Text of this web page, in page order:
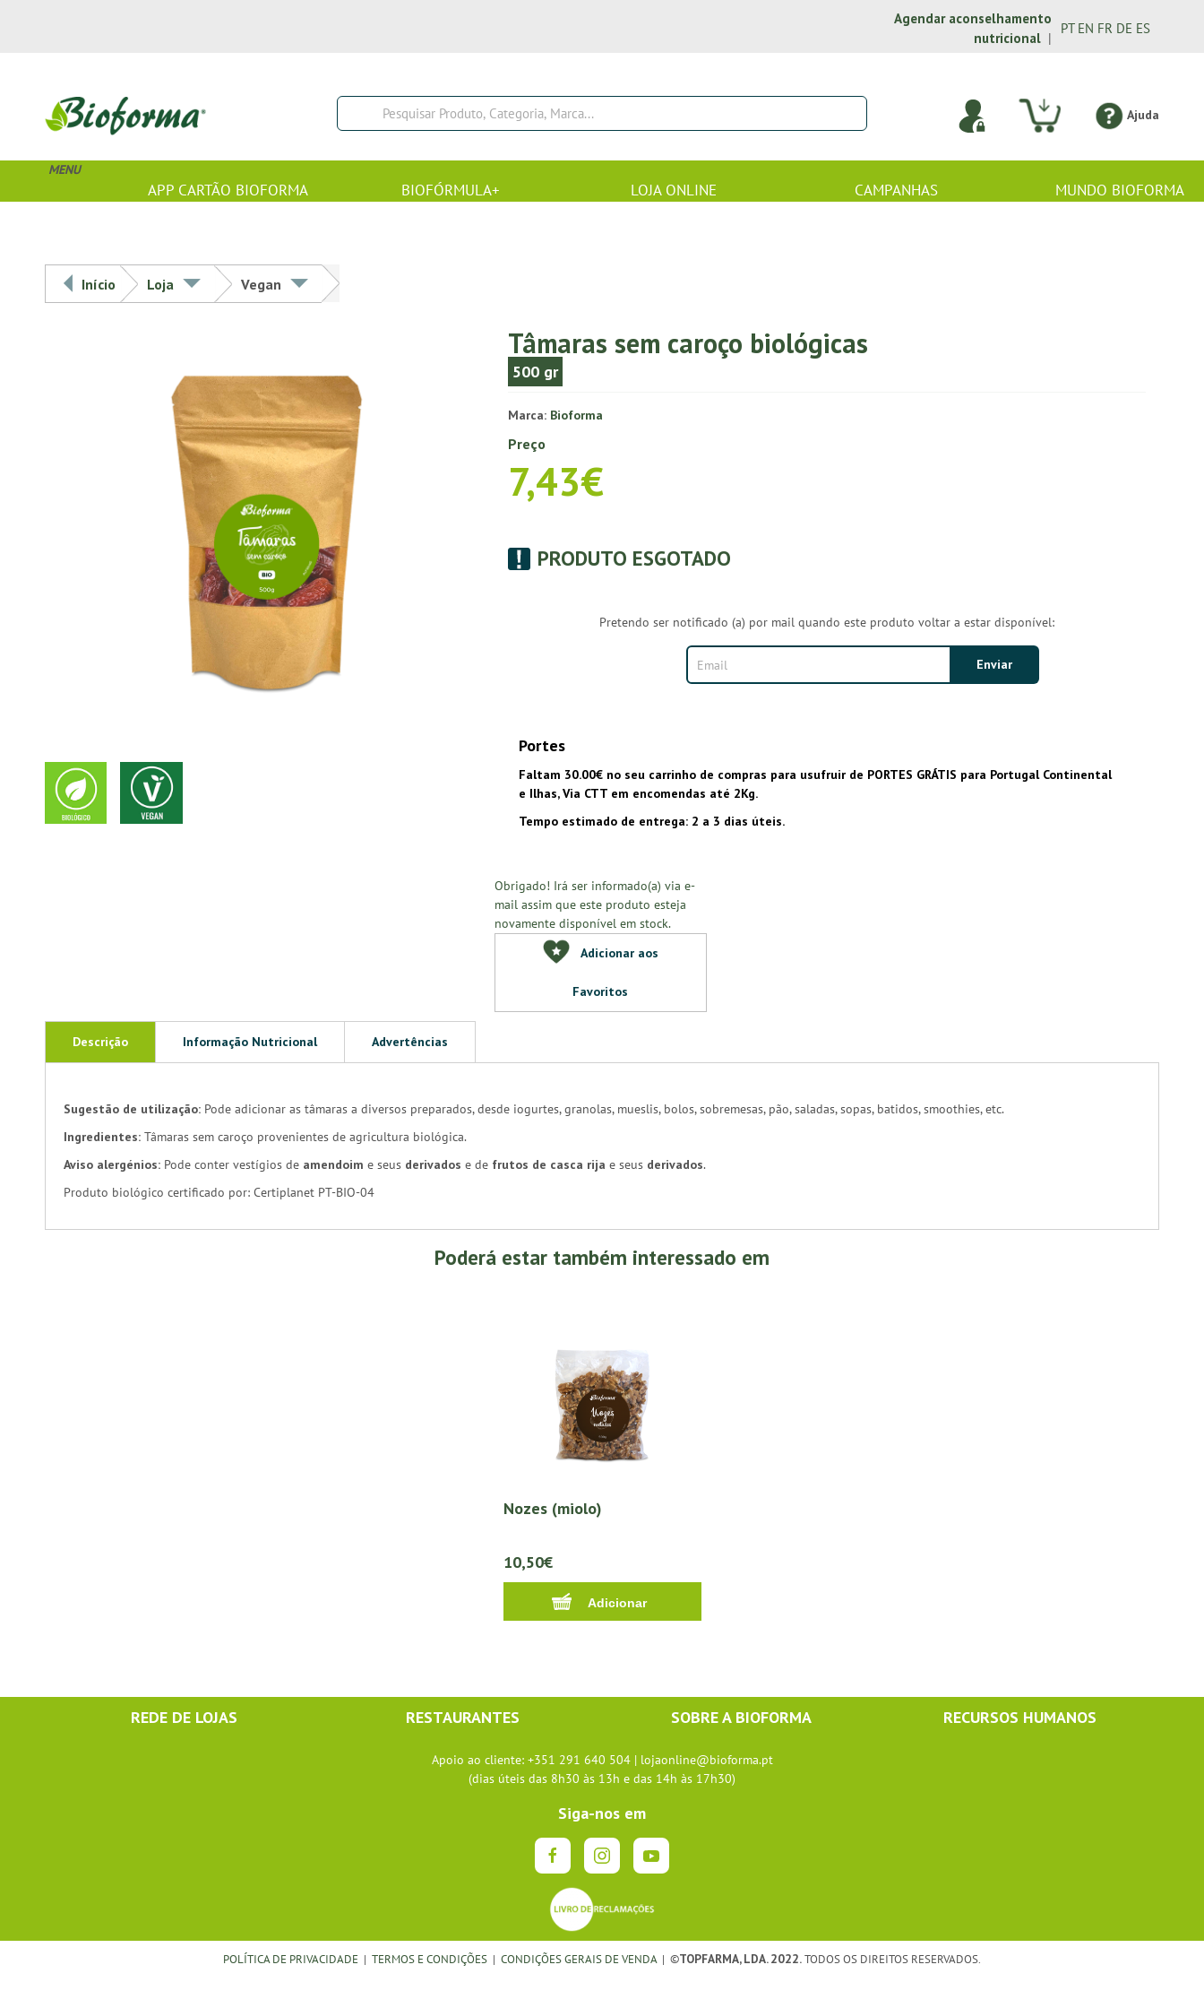
Agendar aconselhamento
nutricional |
PT EN FR DE ES
Ajuda
MENU
APP CARTÃO BIOFORMA BIOFÓRMULA+ LOJA ONLINE CAMPANHAS MUNDO BIOFORMA
Início Loja Vegan
Tâmaras sem caroço biológicas
500 gr
Marca: Bioforma
Preço
7,43€
PRODUTO ESGOTADO
Pretendo ser notificado (a) por mail quando este produto voltar a estar disponível:
Portes
Faltam 30.00€ no seu carrinho de compras para usufruir de PORTES GRÁTIS para Portugal Continental
e Ilhas, Via CTT em encomendas até 2Kg.
Tempo estimado de entrega: 2 a 3 dias úteis.
Obrigado! Irá ser informado(a) via e-
mail assim que este produto esteja
novamente disponível em stock.
Adicionar aos
Favoritos
Descrição Informação Nutricional Advertências
Sugestão de utilização: Pode adicionar as tâmaras a diversos preparados, desde iogurtes, granolas, mueslis, bolos, sobremesas, pão, saladas, sopas, batidos, smoothies, etc.
Ingredientes: Tâmaras sem caroço provenientes de agricultura biológica.
Aviso alergénios: Pode conter vestígios de amendoim e seus derivados e de frutos de casca rija e seus derivados.
Produto biológico certificado por: Certiplanet PT-BIO-04
Poderá estar também interessado em
Nozes (miolo)
10,50€
REDE DE LOJAS RESTAURANTES SOBRE A BIOFORMA RECURSOS HUMANOS
Apoio ao cliente: +351 291 640 504 | lojaonline@bioforma.pt
(dias úteis das 8h30 às 13h e das 14h às 17h30)
Siga-nos em
POLÍTICA DE PRIVACIDADE | TERMOS E CONDIÇÕES | CONDIÇÕES GERAIS DE VENDA | ©TOPFARMA, LDA. 2022.TODOS OS DIREITOS RESERVADOS.